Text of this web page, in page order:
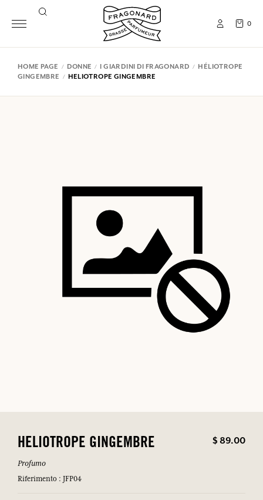
0
HOME PAGE DONNE I GIARDINI DI FRAGONARD
HÉLIOTROPE
GINGEMBRE
HELIOTROPE GINGEMBRE
HELIOTROPE GINGEMBRE $ 89.00
Profumo
Riferimento : JFP04